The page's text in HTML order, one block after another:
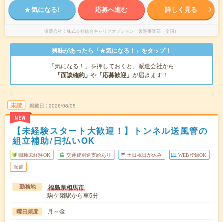
気になる! 応募へ進む 詳しく見る
派遣会社 株式会社綜合キャリアオプション 製造事業部（全国）
興味があったら「★気になる！」をタップ！
「気になる！」を押しておくと、派遣会社から
「面談確約」 や 「応募歓迎」 が届きます！
未読
NEW
掲載日 2026/08/05
【未経験スタート大歓迎！】トンネル送風管の
組立補助/日払いOK
職種未経験OK 交通費別途支給あり 土日祝日が休み WEB登録OK
派遣
勤務地 福島県相馬市
駒ケ嶺駅から車5分
曜日頻度 月～金